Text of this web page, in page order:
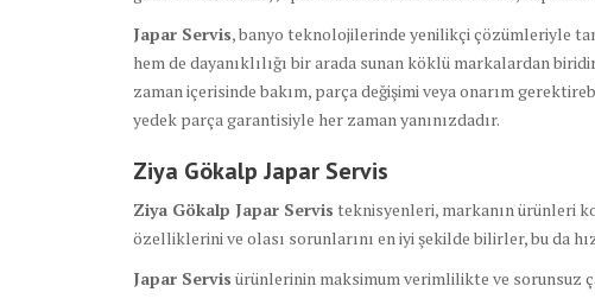
Japar Servis, banyo teknolojilerinde yenilikçi çözümleriyle
hem de dayanıklılığı bir arada sunan köklü markalardan
zaman içerisinde bakım, parça değişimi veya onarım
yedek parça garantisiyle her zaman yanınızdadır.
Ziya Gökalp Japar Servis
Ziya Gökalp Japar Servis teknisyenleri, markanın ürünleri
özelliklerini ve olası sorunlarını en iyi şekilde bilirler, bu da
Japar Servis ürünlerinin maksimum verimlilikte ve sorunsuz